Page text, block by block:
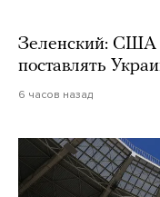
Зеленский: США
поставлять
6 часов назад